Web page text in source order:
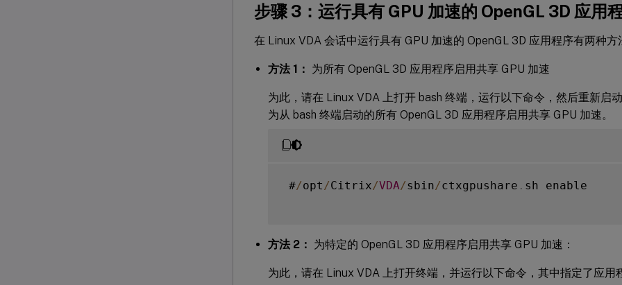
步骤 3：运行具有 GPU 加速的 OpenGL 3D 应用
在 Linux VDA 会话中运行具有 GPU 加速的 OpenGL 3D 应用程序有两种方
方法 1： 为所有 OpenGL 3D 应用程序启用共享 GPU 加速
为此，请在 Linux VDA 上打开 bash 终端，运行以下命令，然后重新启
为从 bash 终端启动的所有 OpenGL 3D 应用程序启用共享 GPU 加速。
#/opt /Citrix/VDA/sbin/ctxgpushare . sh enable
方法 2： 为特定的 OpenGL 3D 应用程序启用共享 GPU 加速：
为此，请在 Linux VDA 上打开终端，并运行以下命令，其中指定了应用